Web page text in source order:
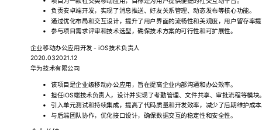
负责安卓端开发，实现了消息推送、好友关系管理、动态发布等核心功能。
通过优化布局和交互设计，提升了用户界面的流畅性和美观度，用户留存率
参与项目需求评审和技术选型，确保技术方案的可行性和可扩展性。
企业移动办公应用开发 - iOS技术负责人
2020.032021.12
华为技术有限公司
该项目是企业级移动办公应用，旨在提高企业内部沟通和办公效率。
担任iOS端技术负责人，设计并实现了考勤管理、文件共享、审批流程等模块
引入单元测试和持续集成，提高了代码质量和开发效率，减少了后期维护成
与后端团队协作，优化接口设计，确保数据交互的稳定性和安全性。